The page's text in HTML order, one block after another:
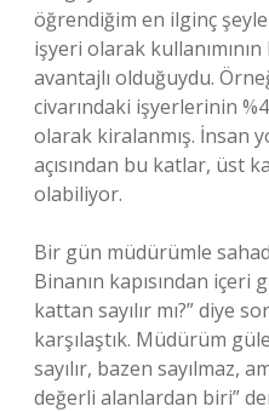
öğrendiğim en ilginç
işyeri olarak
avantajlı olduğuydu.
civarındaki işyerlerinin
olarak kiralanmış. İnsan
açısından bu katlar, üst
olabiliyor.
Bir gün müdürümle
Binanın kapısından içeri
kattan sayılır mı?” diye
karşılaştık. Müdürüm
sayılır, bazen sayılmaz,
değerli alanlardan biri”